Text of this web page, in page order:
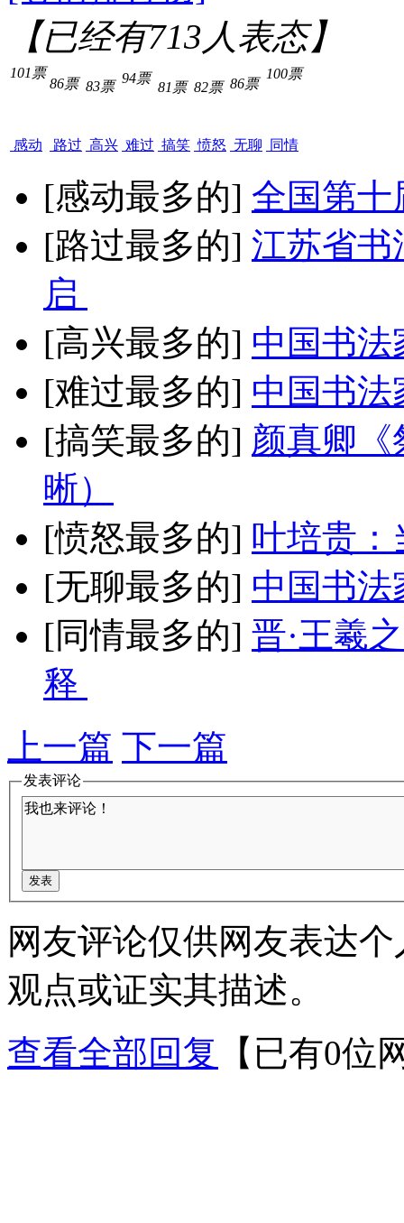
【已经有713人表态】
101票
感动
86票
路过
83票
高兴
94票
难过
81票
搞笑
82票
愤怒
86票
无聊
100票
同情
[感动最多的] 全国第十
[路过最多的] 江苏省书
启
[高兴最多的] 中国书法
[难过最多的] 中国书法
[搞笑最多的] 颜真卿《
晰）
[愤怒最多的] 叶培贵：
[无聊最多的] 中国书法
[同情最多的] 晋·王羲
释
上一篇 下一篇
发表评论
网友评论仅供网友表达
观点或证实其描述。
查看全部回复
【已有0位